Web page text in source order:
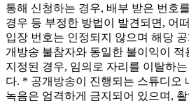
통해 신청하는 경우, 배부 받은 번호
경우 등 부정한 방법이 발견되면, 어
입장 번호는 인정되지 않으며 해당
개방송 불참자와 동일한 불이익이 적
지정된 경우, 임의로 자리를 이탈하
다. * 공개방송이 진행되는 스튜디오
녹음은 엄격하게 금지되어 있으며,